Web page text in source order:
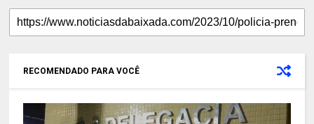
RECOMENDADO PARA VOCÊ